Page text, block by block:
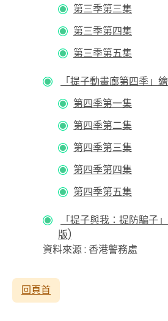
第三季第三集
第三季第四集
第三季第五集
「提子動畫廊第四季」
第四季第一集
第四季第二集
第四季第三集
第四季第四集
第四季第五集
「提子與我：提防騙子
版)
資料來源 : 香港警務處
回頁首